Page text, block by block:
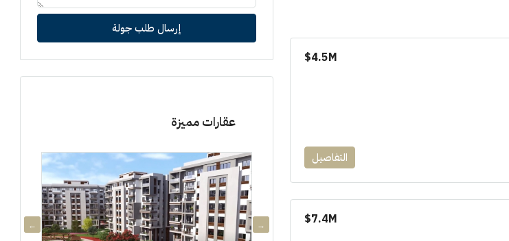
4.5M$
التفاصيل
7.4M$
إرسال طلب جولة
عقارات مميزة